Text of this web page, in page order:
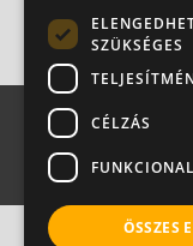
Dr.
SZÜKSÉGES
CÉLZÁS
ÖSSZES